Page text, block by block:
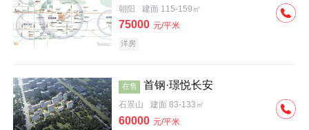
朝阳 建面 115-159㎡
75000 元/平米
洋房
在售 首钢·璟悦长安
石景山 建面 83-133㎡
60000 元/平米